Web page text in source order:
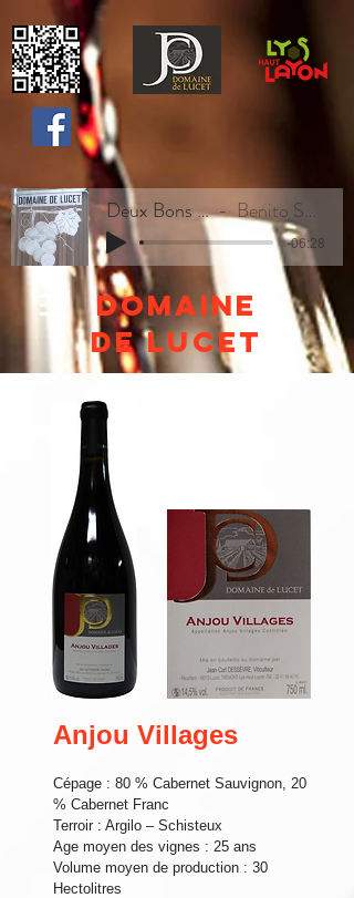
Deux Bons Vins Benito Sweety
-06:28
Domaine
de lucet
Anjou Villages
Cépage : 80 % Cabernet Sauvignon, 20
% Cabernet Franc
Terroir : Argilo – Schisteux
Age moyen des vignes : 25 ans
Volume moyen de production : 30
Hectolitres